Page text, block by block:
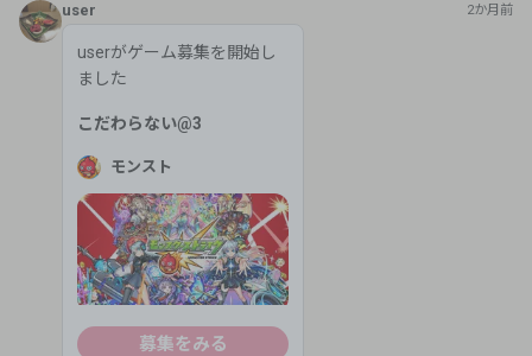
user 2か月前
userがゲーム募集を開始し
ました
こだわらない@3
モンスト
募集をみる